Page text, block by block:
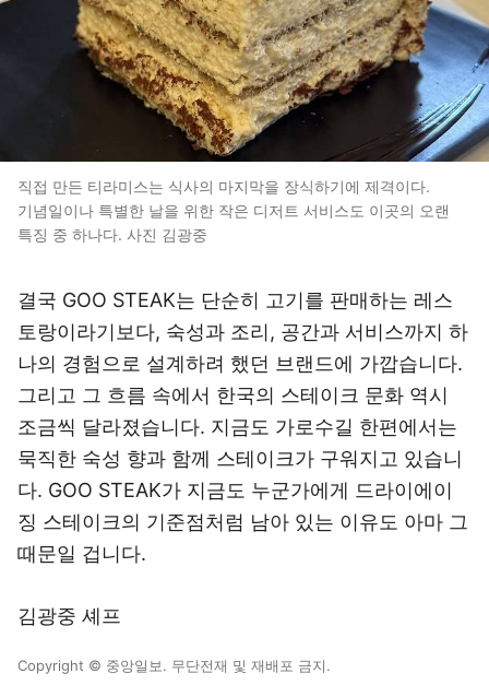
직접 만든 티라미스는 식사의 마지막을 장식하기에 제격이다.
기념일이나 특별한 날을 위한 작은 디저트 서비스도 이곳의 오랜
특징 중 하나다. 사진 김광중
결국 GOO STEAK는 단순히 고기를 판매하는 레스
토랑이라기보다, 숙성과 조리, 공간과 서비스까지 하
나의 경험으로 설계하려 했던 브랜드에 가깝습니다.
그리고 그 흐름 속에서 한국의 스테이크 문화 역시
조금씩 달라졌습니다. 지금도 가로수길 한편에서는
묵직한 숙성 향과 함께 스테이크가 구워지고 있습니
다. GOO STEAK가 지금도 누군가에게 드라이에이
징 스테이크의 기준점처럼 남아 있는 이유도 아마 그
때문일 겁니다.
김광중 셰프
Copyright © 중앙일보. 무단전재 및 재배포 금지.